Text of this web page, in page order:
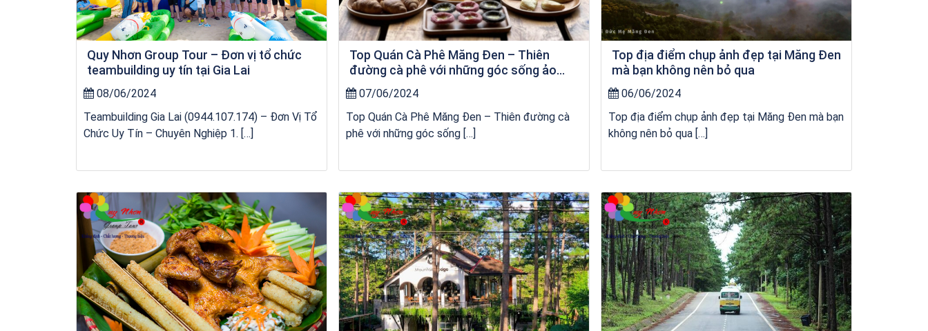
Quy Nhơn Group Tour – Đơn vị tổ chức
teambuilding uy tín tại Gia Lai
08/06/2024
Teambuilding Gia Lai (0944.107.174) – Đơn Vị Tổ
Chức Uy Tín – Chuyên Nghiệp 1. […]
Top Quán Cà Phê Măng Đen – Thiên
đường cà phê với những góc sống ảo
“chất lừ”
07/06/2024
Top Quán Cà Phê Măng Đen – Thiên đường cà
phê với những góc sống […]
Top địa điểm chụp ảnh đẹp tại Măng Đen
mà bạn không nên bỏ qua
06/06/2024
Top địa điểm chụp ảnh đẹp tại Măng Đen mà bạn
không nên bỏ qua […]
Khách sạn Money Fine Quy Nhơn Khách sạn Money Fine Quy Nhơn Khách sạn Money Fine Quy Nhơn